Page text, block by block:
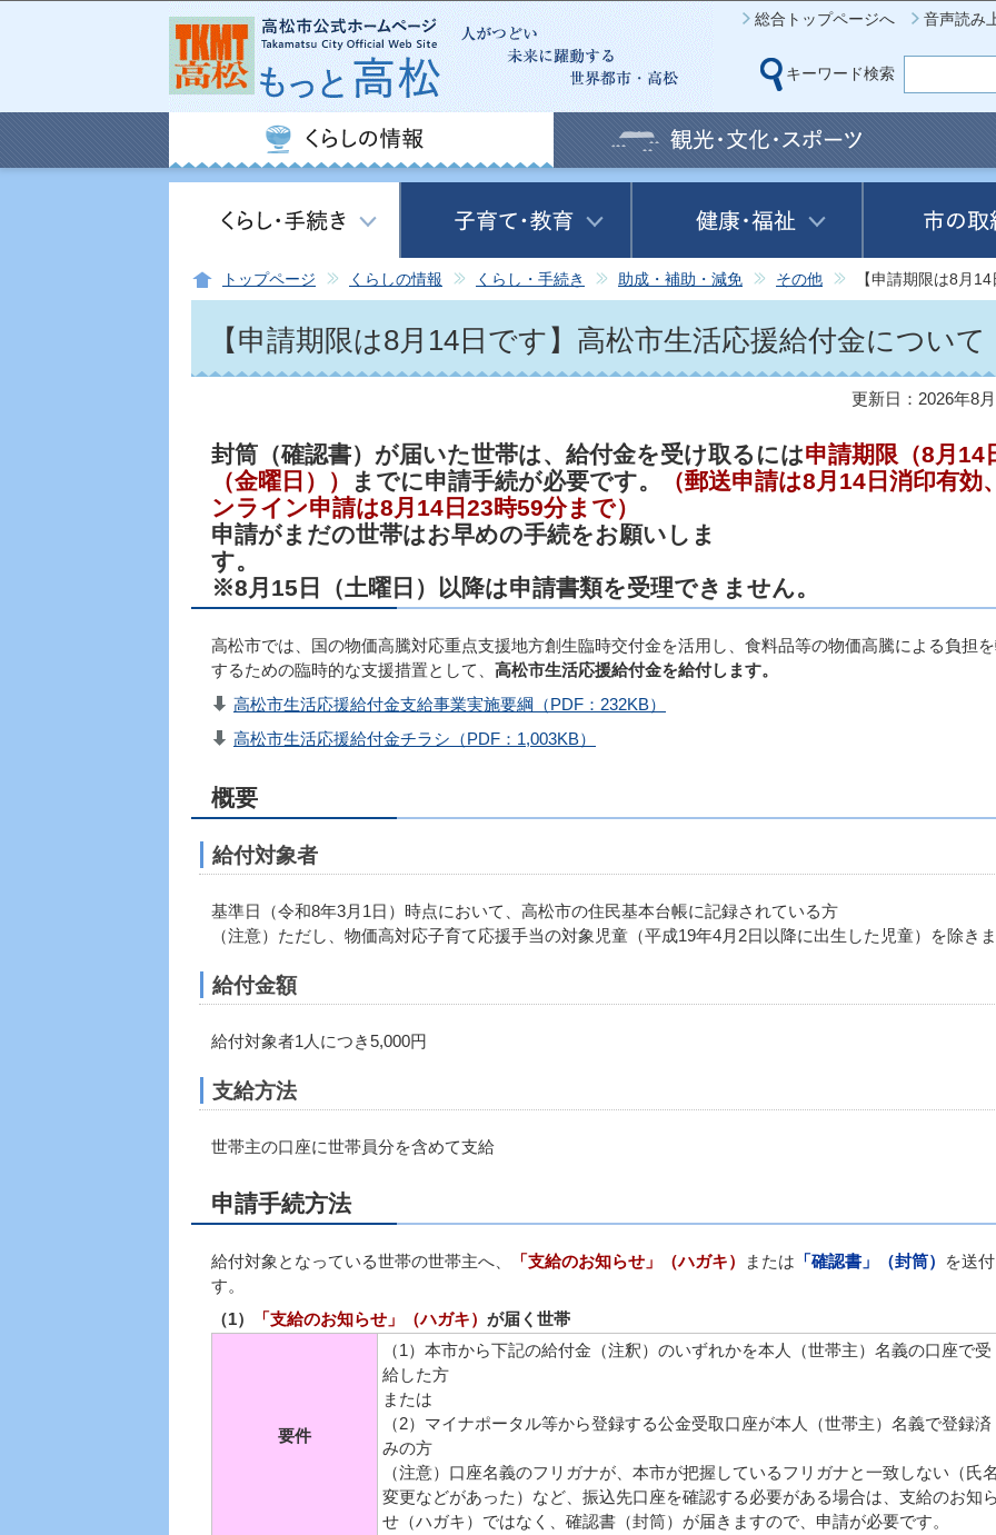
このページの本文へ移動
総合トップページへ 音声読み
キーワード検索
トップページ くらしの情報 くらし・手続き 助成・補助・減免 その他 【申請期限は8月
【申請期限は8月14日です】高松市生活応援給付金について
更新日：2026年8
封筒（確認書）が届いた世帯は、給付金を受け取るには申請期限（8月14
（金曜日））
までに申請手続が必要です。
（郵送申請は8月14日消印有効
ンライン申請は8月14日23時59分まで
申請がまだの世帯はお早めの手続をお願いしま
す
※8月15日（土曜日）以降は申請書類を受理できません。
高松市では、国の物価高騰対応重点支援地方創生臨時交付金を活用し、食料品等の物価高騰による負担
するための臨時的な支援措置として、 高松市生活応援給付金を給付します。
高松市生活応援給付金支給事業実施要綱（PDF：232KB）
高松市生活応援給付金チラシ（PDF：1,003KB）
概要
給付対象者
基準日（令和8年3月1日）時点において、高松市の住民基本台帳に記録されている方
（注意）ただし、物価高対応子育て応援手当の対象児童（平成19年4月2日以降に出生した児童）を除きま
給付金額
給付対象者1人につき5,000円
支給方法
世帯主の口座に世帯員分を含めて支給
申請手続方法
給付対象となっている世帯の世帯主へ、 「支給のお知らせ」（ハガキ） または 「確認書」（封筒）
を送
す。
（1）
「支給のお知らせ」（ハガキ） が届く世帯
要件
（1）本市から下記の給付金（注釈）のいずれかを本人（世帯主）名義の口座で受
給した方
または
（2）マイナポータル等から登録する公金受取口座が本人（世帯主）名義で登録済
みの方
（注意）口座名義のフリガナが、本市が把握しているフリガナと一致しない（氏名
変更などがあった）など、振込先口座を確認する必要がある場合は、支給のお知ら
せ（ハガキ）ではなく、確認書（封筒）が届きますので、申請が必要です。